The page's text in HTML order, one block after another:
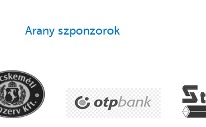
Arany szponzorok